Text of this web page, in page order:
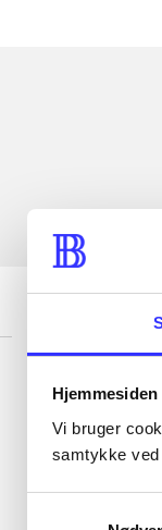
Vi bruger
samtykke ved